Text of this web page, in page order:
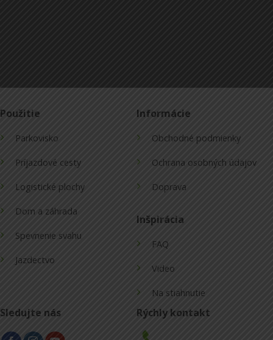
Použitie
Parkovisko
Príjazdové cesty
Logistické plochy
Dom a záhrada
Spevnenie svahu
Jazdectvo
Informácie
Obchodné podmienky
Ochrana osobných údajov
Doprava
Inšpirácia
FAQ
Video
Na stiahnutie
Sledujte nás Rýchly kontakt